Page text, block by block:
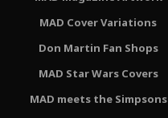
MAD Cover Variations
Don Martin Fan Shops
MAD Star Wars Covers
MAD meets the Simpsons